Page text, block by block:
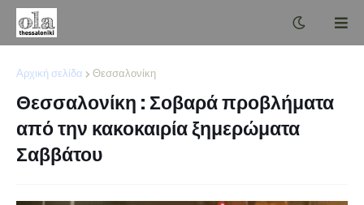
Αρχική σελίδα Θεσσαλονίκη
Θεσσαλονίκη : Σοβαρά προβλήματα
από την κακοκαιρία ξημερώματα
Σαββάτου